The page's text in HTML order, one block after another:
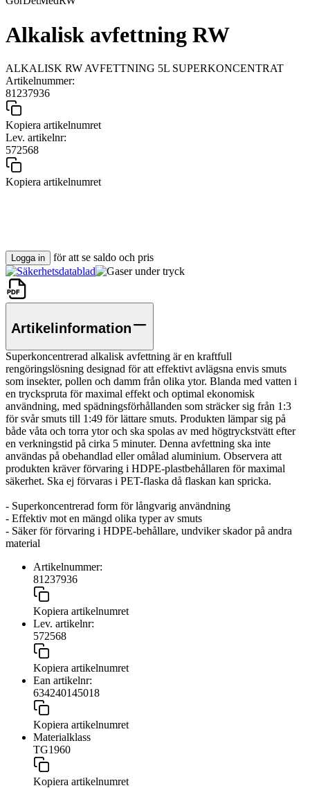
Alkalisk avfettning RW
ALKALISK RW AVFETTNING 5L SUPERKONCENTRAT
Artikelnummer:
81237936
Kopiera artikelnumret
Lev. artikelnr:
572568
Kopiera artikelnumret
Logga in för att se saldo och pris
Artikelinformation
Superkoncentrerad alkalisk avfettning är en kraftfull
rengöringslösning designad för att effektivt avlägsna envis smuts
som insekter, pollen och damm från olika ytor. Blanda med vatten i
en tryckspruta för maximal effekt och optimal ekonomisk
användning, med spädningsförhållanden som sträcker sig från 1:3
för svår smuts till 1:49 för lättare smuts. Produkten lämpar sig på
både våta och torra ytor och ska spolas av med högtryckstvätt efter
en verkningstid på cirka 5 minuter. Denna avfettning ska inte
användas på obehandlad eller omålad aluminium. Observera att
produkten kräver förvaring i HDPE-plastbehållaren för maximal
säkerhet. Ska ej förvaras i PET-flaska då flaskan kan spricka.
- Superkoncentrerad form för långvarig användning
- Effektiv mot en mängd olika typer av smuts
- Säker för förvaring i HDPE-behållare, undviker skador på andra
material
Artikelnummer:
81237936
Kopiera artikelnumret
Lev. artikelnr:
572568
Kopiera artikelnumret
Ean artikelnr:
634240145018
Kopiera artikelnumret
Materialklass
TG1960
Kopiera artikelnumret